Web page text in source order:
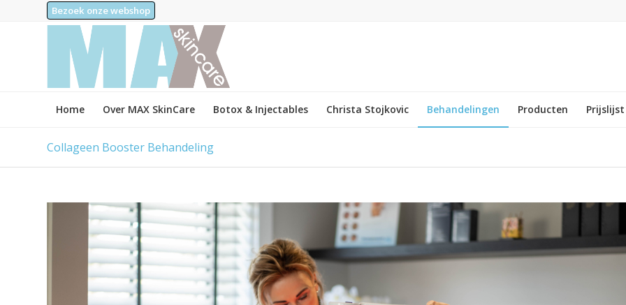
Bezoek onze webshop
Home Over MAX SkinCare Botox & Injectables Christa Stojkovic Behandelingen Producten Prijslijst
Collageen Booster Behandeling